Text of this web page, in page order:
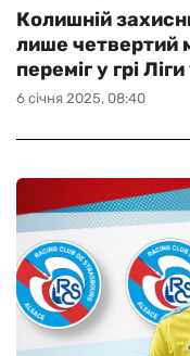
6 січня 2025, 08:40
Колишній
лише четвертий
переміг у грі Ліги